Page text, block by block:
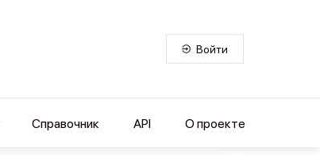
Войти
Справочник API О проекте